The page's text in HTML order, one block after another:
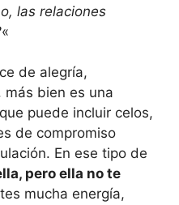
las relaciones
«
de alegría,
bien es una
puede incluir celos,
de compromiso
En ese tipo de
pero ella no te
mucha energía,